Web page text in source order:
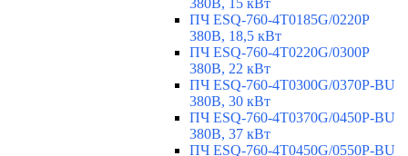
380В, 15 кВт
ПЧ ESQ-760-4T0185G/0220P
380В, 18,5 кВт
ПЧ ESQ-760-4T0220G/0300P
380В, 22 кВт
ПЧ ESQ-760-4T0300G/0370P-BU
380В, 30 кВт
ПЧ ESQ-760-4T0370G/0450P-BU
380В, 37 кВт
ПЧ ESQ-760-4T0450G/0550P-BU